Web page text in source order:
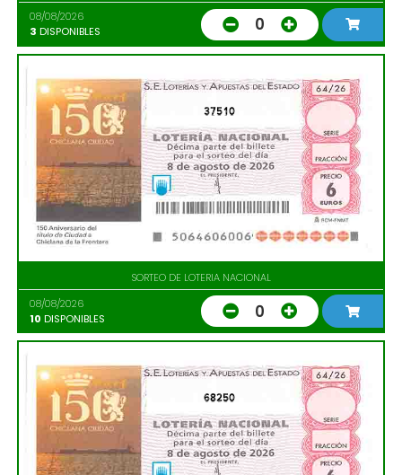
08/08/2026
3 DISPONIBLES 0
37510
SORTEO DE LOTERIA NACIONAL
08/08/2026
10 DISPONIBLES 0
68250